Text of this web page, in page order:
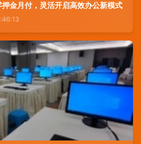
金月付，灵活开启高效办公新模式